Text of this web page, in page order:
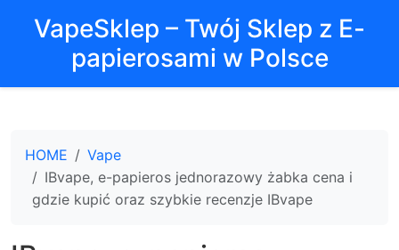
VapeSklep – Twój Sklep z E-
papierosami w Polsce
HOME
Vape
IBvape, e-papieros jednorazowy żabka cena i
gdzie kupić oraz szybkie recenzje IBvape